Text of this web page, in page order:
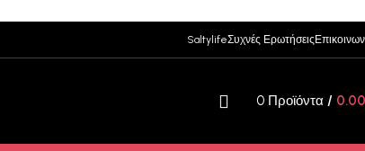
SaltylifeΣυχνές Ερωτήσεις
0 Προϊόντα / 0.00